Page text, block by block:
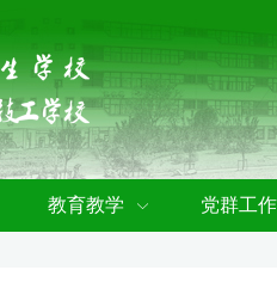
教育教学 党群工作